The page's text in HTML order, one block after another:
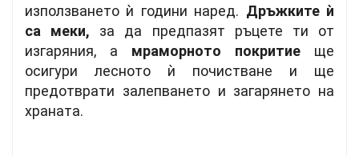
използването ѝ години наред. Дръжките ѝ
са меки, за да предпазят ръцете ти от
изгаряния, а мраморното покритие ще
осигури лесното ѝ почистване и ще
предотврати залепването и загарянето на
храната.